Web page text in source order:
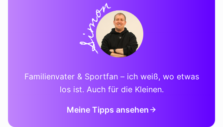
Familienvater & Sportfan – ich weiß, wo etwas
los ist. Auch für die Kleinen.
Meine Tipps ansehen